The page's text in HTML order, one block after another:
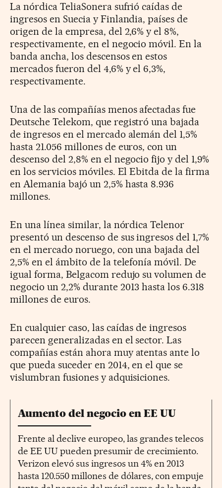
La nórdica TeliaSonera sufrió caídas de
ingresos en Suecia y Finlandia, países de
origen de la empresa, del 2,6% y el 8%,
respectivamente, en el negocio móvil. En la
banda ancha, los descensos en estos
mercados fueron del 4,6% y el 6,3%,
respectivamente.
Una de las compañías menos afectadas fue
Deutsche Telekom, que registró una bajada
de ingresos en el mercado alemán del 1,5%
hasta 21.056 millones de euros, con un
descenso del 2,8% en el negocio fijo y del 1,9%
en los servicios móviles. El Ebitda de la firma
en Alemania bajó un 2,5% hasta 8.936
millones.
En una línea similar, la nórdica Telenor
presentó un descenso de sus ingresos del 1,7%
en el mercado noruego, con una bajada del
2,5% en el ámbito de la telefonía móvil. De
igual forma, Belgacom redujo su volumen de
negocio un 2,2% durante 2013 hasta los 6.318
millones de euros.
En cualquier caso, las caídas de ingresos
parecen generalizadas en el sector. Las
compañías están ahora muy atentas ante lo
que pueda suceder en 2014, en el que se
vislumbran fusiones y adquisiciones.
Aumento del negocio en EE UU
Frente al declive europeo, las grandes telecos
de EE UU pueden presumir de crecimiento.
Verizon elevó sus ingresos un 4% en 2013
hasta 120.550 millones de dólares, con empuje